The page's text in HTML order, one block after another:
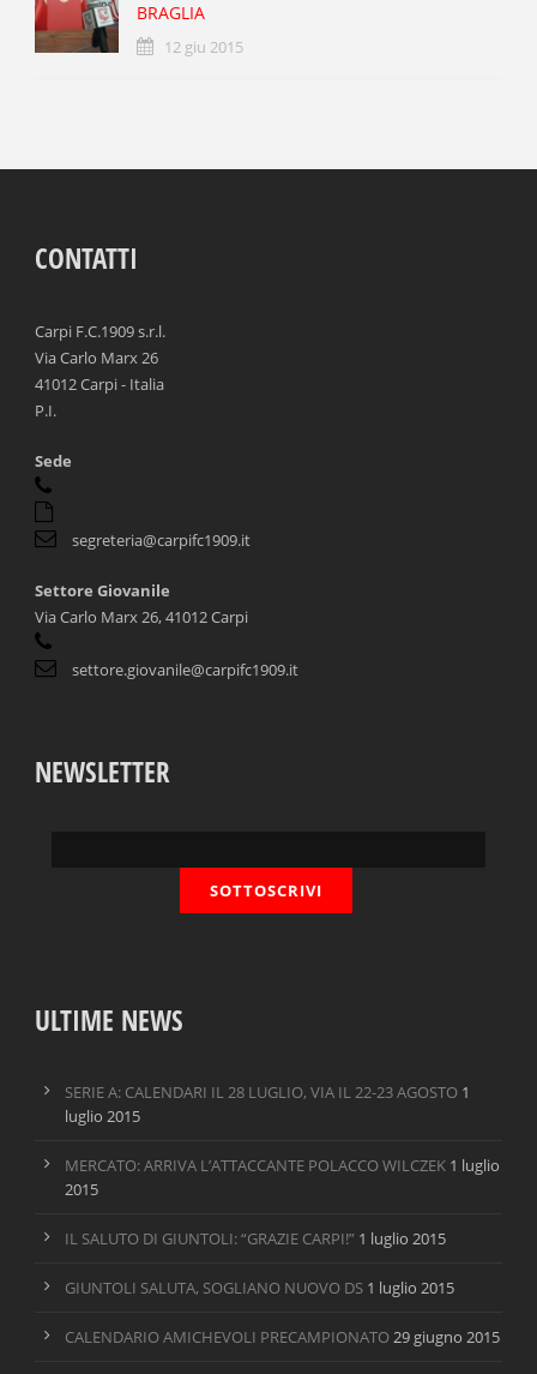
BRAGLIA
12 giu 2015
CONTATTI
Carpi F.C.1909 s.r.l.
Via Carlo Marx 26
41012 Carpi - Italia
P.I.
Sede
segreteria@carpifc1909.it
Settore Giovanile
Via Carlo Marx 26, 41012 Carpi
settore.giovanile@carpifc1909.it
NEWSLETTER
ULTIME NEWS
SERIE A: CALENDARI IL 28 LUGLIO, VIA IL 22-23 AGOSTO 1
luglio 2015
MERCATO: ARRIVA L’ATTACCANTE POLACCO WILCZEK 1 luglio
2015
IL SALUTO DI GIUNTOLI: “GRAZIE CARPI!” 1 luglio 2015
GIUNTOLI SALUTA, SOGLIANO NUOVO DS 1 luglio 2015
CALENDARIO AMICHEVOLI PRECAMPIONATO29 giugno 2015